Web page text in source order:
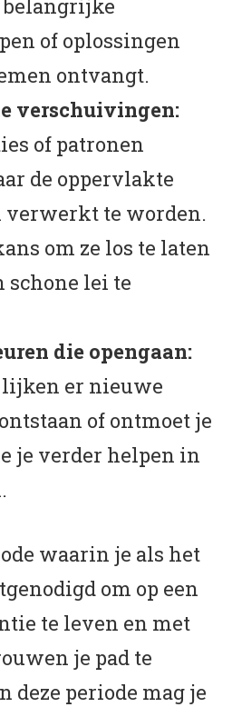
belangrijke
of oplossingen
ontvangt.
verschuivingen:
of patronen
de oppervlakte
verwerkt te worden.
om ze los te laten
schone lei te
die opengaan:
er nieuwe
of ontmoet je
je verder helpen in
waarin je als het
om op een
te leven en met
je pad te
deze periode mag je